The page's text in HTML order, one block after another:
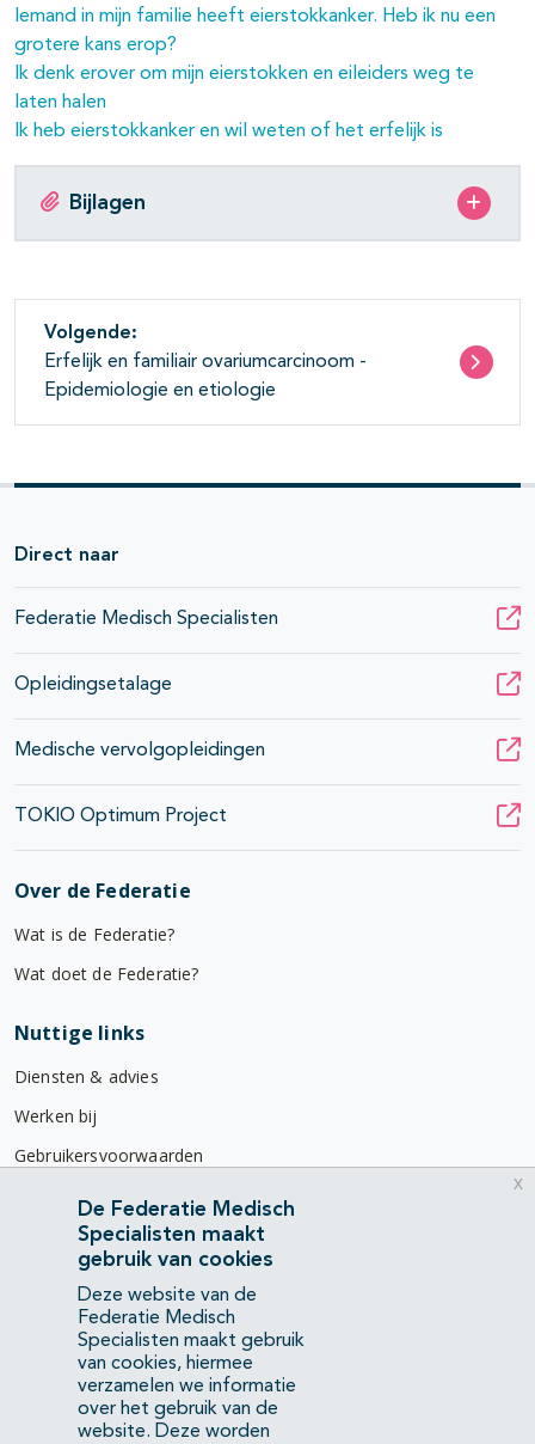
Iemand in mijn familie heeft eierstokkanker. Heb ik nu een
grotere kans erop?
Ik denk erover om mijn eierstokken en eileiders weg te
laten halen
Ik heb eierstokkanker en wil weten of het erfelijk is
Bijlagen
Volgende:
Erfelijk en familiair ovariumcarcinoom -
Epidemiologie en etiologie
Direct naar
Federatie Medisch Specialisten
Opleidingsetalage
Medische vervolgopleidingen
TOKIO Optimum Project
Over de Federatie
Wat is de Federatie?
Wat doet de Federatie?
Nuttige links
Diensten & advies
Werken bij
Gebruikersvoorwaarden
Privacyverklaring
Contact
Mercatorlaan 1200
3528 BL Utrecht
(088) 505 34 34
info@richtlijnendatabase.nl
De Federatie Medisch
Specialisten maakt
gebruik van cookies
Deze website van de
Federatie Medisch
Specialisten maakt gebruik
van cookies, hiermee
verzamelen we informatie
over het gebruik van de
website. Deze worden
x